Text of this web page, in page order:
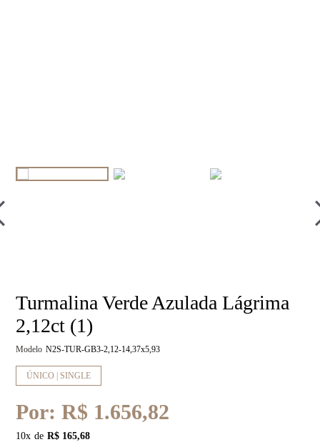
Turmalina Verde Azulada Lágrima
2,12ct (1)
Modelo N2S-TUR-GB3-2,12-14,37x5,93
ÚNICO | SINGLE
Por:R$ 1.656,82
10x
R$ 165,68